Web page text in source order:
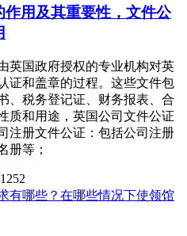
用及其重要性，文件公
英国政府授权的专业机构对英
证和盖章的过程。这些文件包
、税务登记证、财务报表、合
质和用途，英国公司文件公证
注册文件公证：包括公司注册
册等；